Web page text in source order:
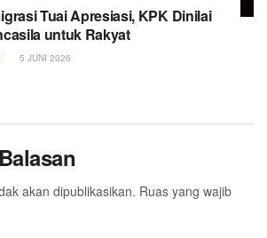
Tuai Apresiasi, KPK Dinilai
untuk Rakyat
5 JUNI 2026
akan dipublikasikan. Ruas yang wajib